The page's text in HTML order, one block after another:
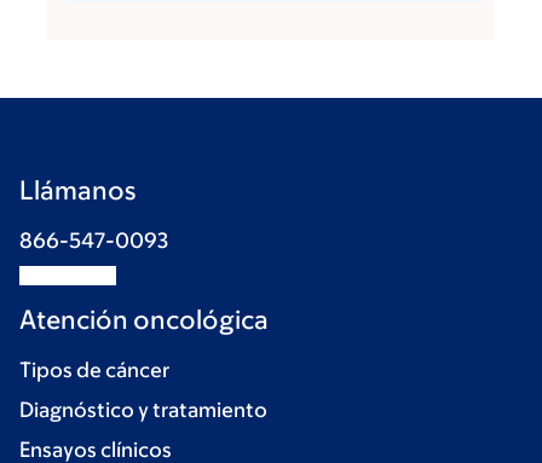
Llámanos
866-547-0093
Atención oncológica
Tipos de cáncer
Diagnóstico y tratamiento
Ensayos clínicos